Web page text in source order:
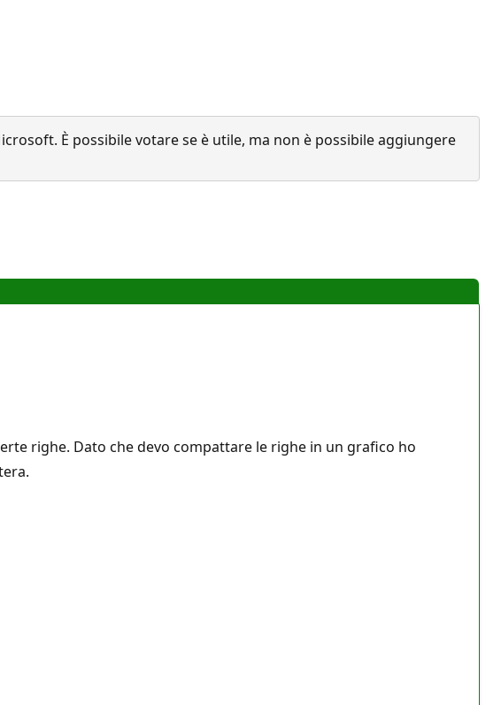
È possibile votare se è utile, ma non è possibile aggiungere
righe. Dato che devo compattare le righe in un grafico ho